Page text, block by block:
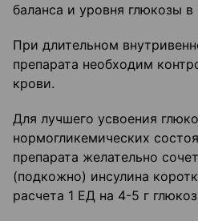
баланса и уровня глюкозы
При длительном
препарата необходим
крови.
Для лучшего усвоения
нормогликемических
препарата желательно
(подкожно) инсулина
расчета 1 ЕД на 4-5 г